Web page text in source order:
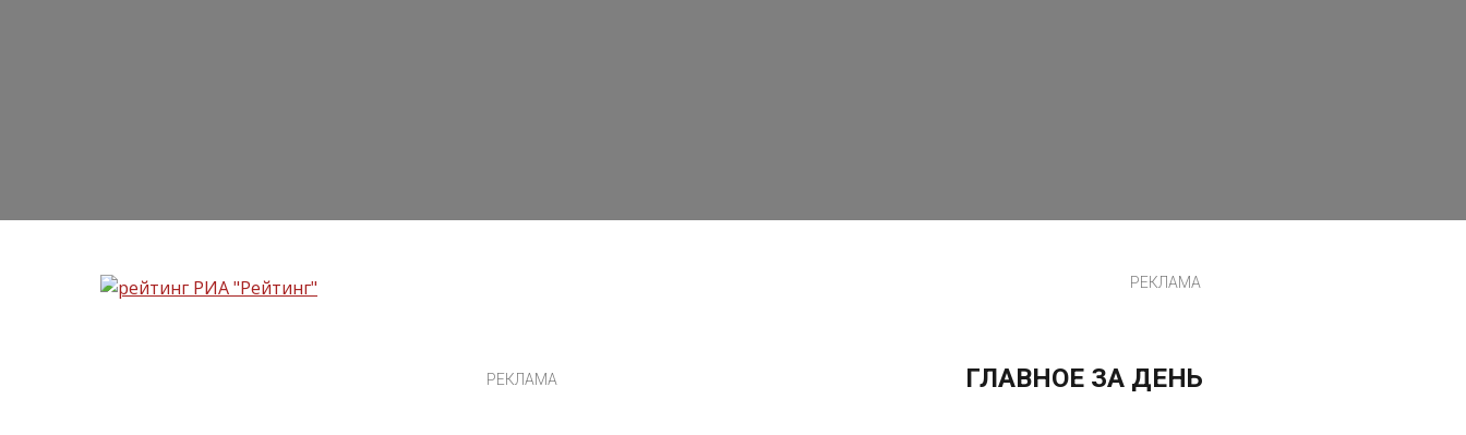
РЕКЛАМА
РЕКЛАМА
ГЛАВНОЕ ЗА ДЕНЬ